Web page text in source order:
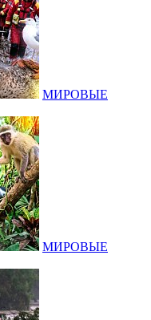
МИРОВЫЕ
МИРОВЫЕ